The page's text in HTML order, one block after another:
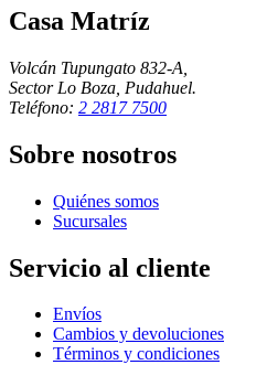
Casa Matríz
Volcán Tupungato 832-A,
Sector Lo Boza, Pudahuel.
Teléfono: 2 2817 7500
Sobre nosotros
Quiénes somos
Sucursales
Servicio al cliente
Envíos
Cambios y devoluciones
Términos y condiciones